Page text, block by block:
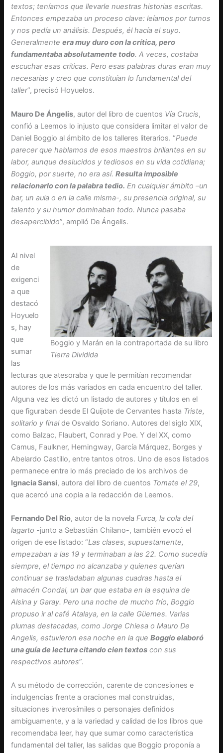
textos; teníamos que llevarle nuestras historias escritas.
Entonces empezaba un proceso clave: leíamos por turnos
y nos pedía un análisis. Después, él hacía el suyo.
Generalmenteera muy duro con la crítica, pero
fundamentaba absolutamente todo. A veces, costaba
escuchar esas críticas. Pero esas palabras duras eran muy
necesarias y creo que constituían lo fundamental del
taller”, precisó Hoyuelos.
Mauro De Ángelis, autor del libro de cuentos Vía Crucis,
confió a Leemos lo injusto que considera limitar el valor de
Daniel Boggio al ámbito de los talleres literarios. “Puede
parecer que hablamos de esos maestros brillantes en su
labor, aunque deslucidos y tediosos en su vida cotidiana;
Boggio, por suerte, no era así.Resulta imposible
relacionarlo con la palabra tedio. En cualquier ámbito –un
bar, un aula o en la calle misma-, su presencia original, su
talento y su humor dominaban todo. Nunca pasaba
desapercibido”, amplió De Ángelis.
Boggio y Marán en la contraportada de su libro
Tierra Dividida
Al nivel
de
exigenci
a que
destacó
Hoyuelo
s, hay
que
sumar
las
lecturas que atesoraba y que le permitían recomendar
autores de los más variados en cada encuentro del taller.
Alguna vez les dictó un listado de autores y títulos en el
que figuraban desde El Quijote de Cervantes hasta Triste,
solitario y finalde Osvaldo Soriano. Autores del siglo XIX,
como Balzac, Flaubert, Conrad y Poe. Y del XX, como
Camus, Faulkner, Hemingway, García Márquez, Borges y
Abelardo Castillo, entre tantos otros. Uno de esos listados
permanece entre lo más preciado de los archivos de
Ignacia Sansi, autora del libro de cuentos Tomate el 29,
que acercó una copia a la redacción de Leemos.
Fernando Del Río, autor de la novelaFurca, la cola del
lagarto -junto a Sebastián Chilano-, también evocó el
origen de ese listado: “Las clases, supuestamente,
empezaban a las 19 y terminaban a las 22. Como sucedía
siempre, el tiempo no alcanzaba y quienes querían
continuar se trasladaban algunas cuadras hasta el
almacén Condal, un bar que estaba en la esquina de
Alsina y Garay. Pero una noche de mucho frío, Boggio
propuso ir al café Atalaya, en la calle Güemes. Varias
plumas destacadas, como Jorge Chiesa o Mauro De
Angelis, estuvieron esa noche en la queBoggio elaboró
una guía de lectura citando cien textos con sus
respectivos autores”.
A su método de corrección, carente de concesiones e
indulgencias frente a oraciones mal construidas,
situaciones inverosímiles o personajes definidos
ambiguamente, y a la variedad y calidad de los libros que
recomendaba leer, hay que sumar como característica
fundamental del taller, las salidas que Boggio proponía a